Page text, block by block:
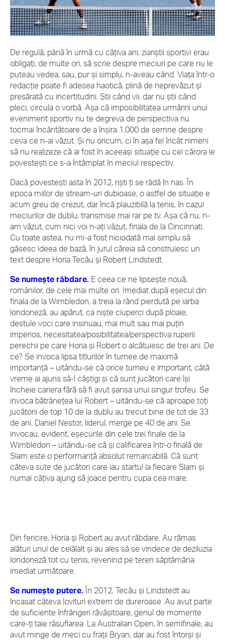
De regulă, până în urmă cu câțiva ani, ziariștii sportivi erau
obligați, de multe ori, să scrie despre meciuri pe care nu le
puteau vedea, sau, pur și simplu, n-aveau când. Viața într-o
redacție poate fi adesea haotică, plină de neprevăzut și
presărată cu incertitudini. Știi când vii, dar nu știi când
pleci, circula o vorbă. Așa că imposibilitatea urmăririi unui
eveniment sportiv nu te degreva de perspectiva nu
tocmai încântătoare de a înșira 1.000 de semne despre
ceva ce n-ai văzut. Și nu oricum, ci în așa fel încât nimeni
să nu realizeze că ai fost în aceeași situație cu cei cărora le
povestești ce s-a întâmplat în meciul respectiv.
Dacă povestești asta în 2012, riști ți se râdă în nas. În
epoca miilor de stream-uri dubioase, o astfel de situație e
acum greu de crezut, dar încă plauzibilă la tenis, în cazul
meciurilor de dublu, transmise mai rar pe tv. Așa că nu, n-
am văzut, cum nici voi n-ați văzut, finala de la Cincinnati.
Cu toate astea, nu mi-a fost niciodată mai simplu să
găsesc ideea de bază, în jurul căreia să construiesc un
text despre Horia Tecău și Robert Lindstedt.
Se numește răbdare. E ceea ce ne lipsește nouă,
românilor, de cele mai multe ori. Imediat după eșecul din
finala de la Wimbledon, a treia la rând pierdută pe iarba
londoneză, au apărut, ca niște ciuperci după ploaie,
destule voci care insinuau, mai mult sau mai puțin
imperios, necesitatea/posibilitatea/perspectiva ruperii
perechii pe care Horia și Robert o alcătuiesc de trei ani. De
ce? Se invoca lipsa titlurilor în turnee de maximă
importanță – uitându-se că orice turneu e important, câtă
vreme ai ajuns să-l câștigi și că sunt jucători care își
încheie cariera fără să fi avut șansa unui singur trofeu. Se
invoca bătrânețea lui Robert – uitându-se că aproape toți
jucătorii de top 10 de la dublu au trecut bine de tot de 33
de ani. Daniel Nestor, liderul, merge pe 40 de ani. Se
invocau, evident, eșecurile din cele trei finale de la
Wimbledon – uitându-se că și calificarea într-o finală de
Slam este o performanță absolut remarcabilă. Că sunt
câteva sute de jucători care iau startul la fiecare Slam și
numai câțiva ajung să joace pentru cupa cea mare.
Din fericire, Horia și Robert au avut răbdare. Au rămas
alături unul de celălalt și au ales să se vindece de deziluzia
londoneză tot cu tenis, revenind pe teren săptămâna
imediat următoare.
Se numește putere. În 2012, Tecău și Lindstedt au
încasat câteva lovituri extrem de dureroase. Au avut parte
de suficiente înfrângeri răvășitoare, genul de momente
care-ți taie răsuflarea. La Australian Open, în semifinale, au
avut minge de meci cu frații Bryan, dar au fost întorși și